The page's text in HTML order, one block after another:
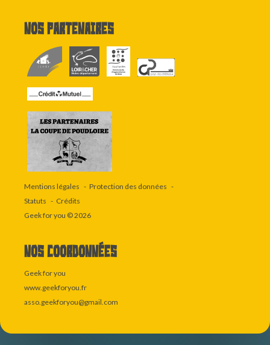
Nos partenaires
Mentions légales
Protection des données
Statuts
Crédits
Geek for you © 2026
Nos coordonnées
Geek for you
www.geekforyou.fr
asso.geekforyou@gmail.com